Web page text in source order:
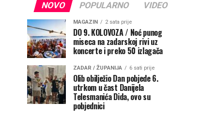
NOVO POPULARNO VIDEO
MAGAZIN 2 sata prije
DO 9. KOLOVOZA / Noć punog
miseca na zadarskoj rivi uz
koncerte i preko 50 izlagača
ZADAR / ŽUPANIJA 6 sati prije
Olib obilježio Dan pobjede 6.
utrkom u čast Danijela
Telesmanića Dida, ovo su
pobjednici